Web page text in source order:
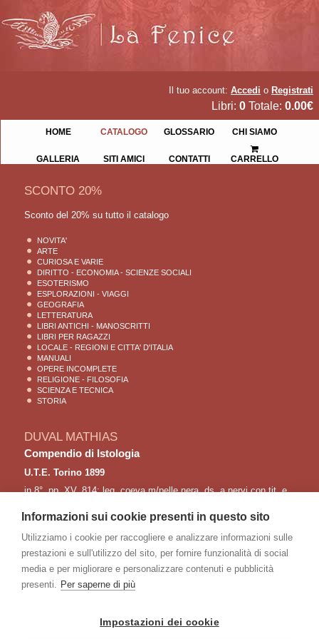
Il tuo account: Accedi o Registrati
Libri: 0 Totale: 0.00€
HOME CATALOGO GLOSSARIO CHI SIAMO
GALLERIA SITI AMICI CONTATTI CARRELLO
SCONTO 20%
Sconto del 20% su tutto il catalogo
NOVITA'
ARTE
CURIOSA E VARIE
DIRITTO - ECONOMIA - SCIENZE SOCIALI
ESOTERISMO
ESPLORAZIONI - VIAGGI
GEOGRAFIA
LETTERATURA
LIBRI ANTICHI - MANOSCRITTI
LIBRI PER RAGAZZI
LOCALE - REGIONI E CITTA' D'ITALIA
MANUALI
OPERE INCOMPLETE
RELIGIONE - FILOSOFIA
SCIENZA E TECNICA
STORIA
DUVAL MATHIAS
Compendio di Istologia
U.T.E. Torino 1899
in 8°, pp. XV, 814; leg. coeva m/pelle nera, ds. a nervi con tit. e
di note dai dottori R. Fusari e L. Sala, illustrata con 412 figure
inserite nel testo"; lievi fior.
063/32
Prezzo: 100 80 €
Informazioni sui cookie presenti in questo sito
Utilizziamo i cookie per raccogliere e analizzare informazioni sulle
prestazioni e sull'utilizzo del sito, per fornire funzionalità di social
media e per migliorare e personalizzare contenuti e pubblicità
presenti. Per saperne di più
Impostazioni dei cookie